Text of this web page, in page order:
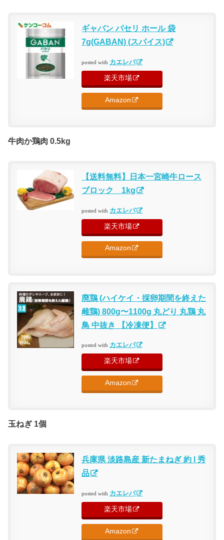
ギャバン パセリ ホール 袋
7g(GABAN) (スパイス)
posted with カエレバ
楽天市場
Amazon
牛肉か鶏肉 0.5kg
【送料無料】日本一宮崎牛ロース
ブロック 1kg
posted with カエレバ
楽天市場
Amazon
廃鶏 (ハイケイ・採卵期間を終えた
雌鶏) 800g〜1100g 丸どり 丸鶏 丸
鳥 中抜き 【冷凍便】
posted with カエレバ
楽天市場
Amazon
玉ねぎ 1個
兵庫県 淡路島産 新たまねぎ 約 l 秀
品
posted with カエレバ
楽天市場
Amazon